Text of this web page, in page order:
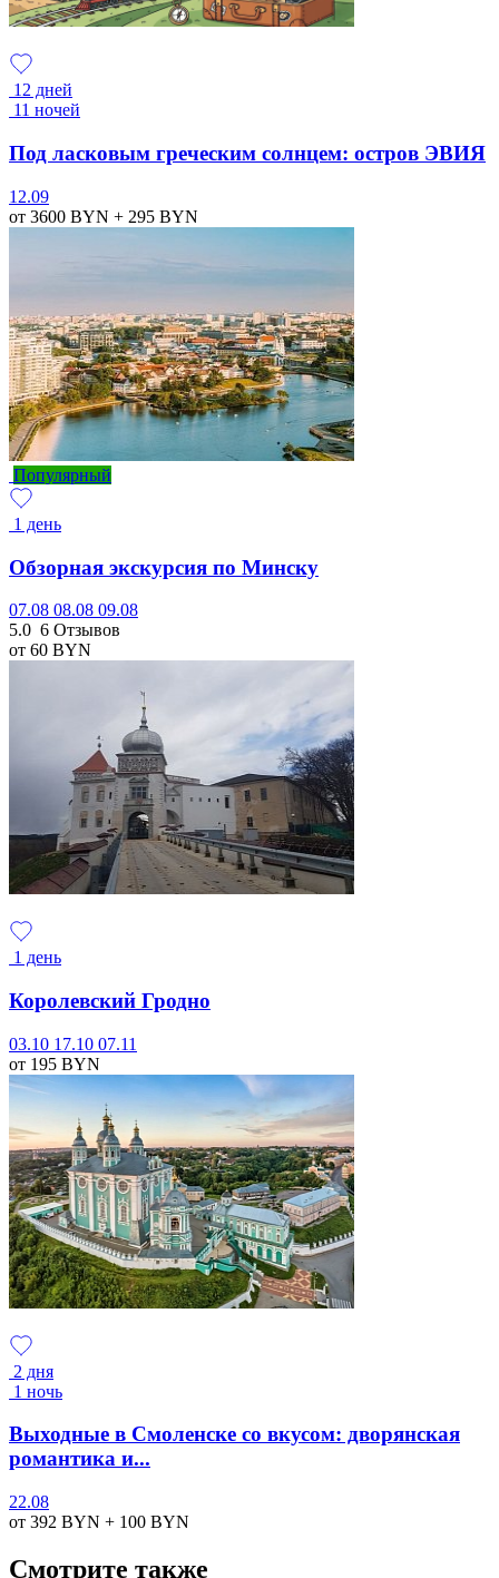
12 дней
11 ночей
Под ласковым греческим солнцем: остров ЭВИЯ
12.09
от 3600 BYN + 295 BYN
Популярный
1 день
Обзорная экскурсия по Минску
07.08 08.08 09.08
5.0 6 Отзывов
от 60 BYN
1 день
Королевский Гродно
03.10 17.10 07.11
от 195 BYN
2 дня
1 ночь
Выходные в Смоленске со вкусом: дворянская
романтика и...
22.08
от 392 BYN + 100 BYN
Смотрите также